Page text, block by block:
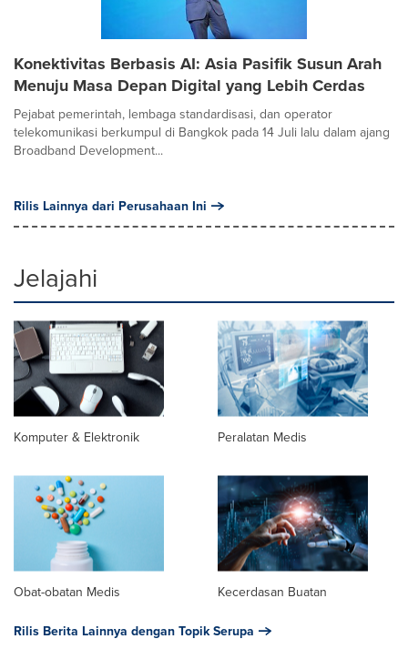
Konektivitas Berbasis AI: Asia Pasifik Susun Arah
Menuju Masa Depan Digital yang Lebih Cerdas
Pejabat pemerintah, lembaga standardisasi, dan operator
telekomunikasi berkumpul di Bangkok pada 14 Juli lalu dalam ajang
Broadband Development...
Rilis Lainnya dari Perusahaan Ini
Jelajahi
Komputer & Elektronik Peralatan Medis
Obat-obatan Medis Kecerdasan Buatan
Rilis Berita Lainnya dengan Topik Serupa